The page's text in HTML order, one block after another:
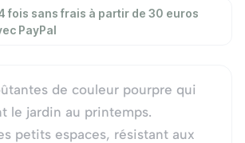
fois sans frais à partir de 30 euros
PayPal
de couleur pourpre qui
le jardin au printemps.
petits espaces, résistant aux